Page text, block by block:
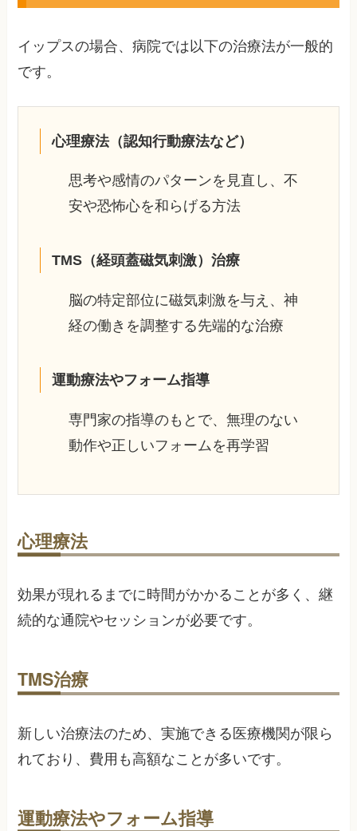
イップスの場合、病院では以下の治療法が一般的
です。
心理療法（認知行動療法など）
思考や感情のパターンを見直し、不
安や恐怖心を和らげる方法
TMS（経頭蓋磁気刺激）治療
脳の特定部位に磁気刺激を与え、神
経の働きを調整する先端的な治療
運動療法やフォーム指導
専門家の指導のもとで、無理のない
動作や正しいフォームを再学習
心理療法
効果が現れるまでに時間がかかることが多く、継
続的な通院やセッションが必要です。
TMS治療
新しい治療法のため、実施できる医療機関が限ら
れており、費用も高額なことが多いです。
運動療法やフォーム指導